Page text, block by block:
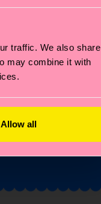
traffic. We also share
may combine it with
Allow all